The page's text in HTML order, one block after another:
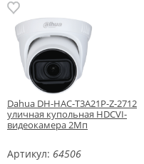
Dahua DH-HAC-T3A21P-Z-2712
уличная купольная HDCVI-
видеокамера 2Мп
Артикул: 64506